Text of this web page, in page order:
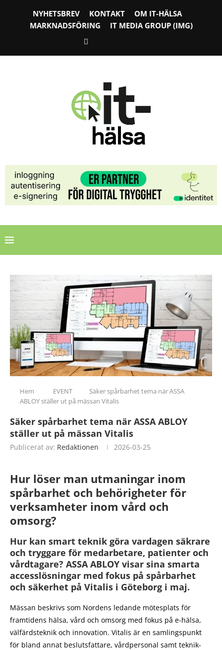
NYHETSBREV KONTAKT
OM IT-HÄLSA
MARKNADSFÖRING
IT MEDIA GROUP (IMG)
Hem EVENT
Säker spårbarhet tema när ASSA
ABLOY ställer ut på mässan Vitalis
Säker spårbarhet tema när ASSA ABLOY
ställer ut på mässan Vitalis
Publicerat av: Redaktionen 2026-03-25
Hur löser man utmaningar inom
spårbarhet och behörigheter för
verksamheter inom vård och
omsorg?
Hur kan smart teknik göra vardagen säkrare
och tryggare för medarbetare, patienter och
vårdtagare? ASSA ABLOY visar sina smarta
accesslösningar med fokus på spårbarhet
och säkerhet på Vitalis i Göteborg i maj.
Mässan beskrivs som Nordens ledande mötesplats för
framtidens hälsa, vård och omsorg med fokus på e-hälsa,
välfärdsteknik och innovation. Vitalis är en samlingspunkt
för bland annat beslutsfattare, vårdpersonal samt teknik-